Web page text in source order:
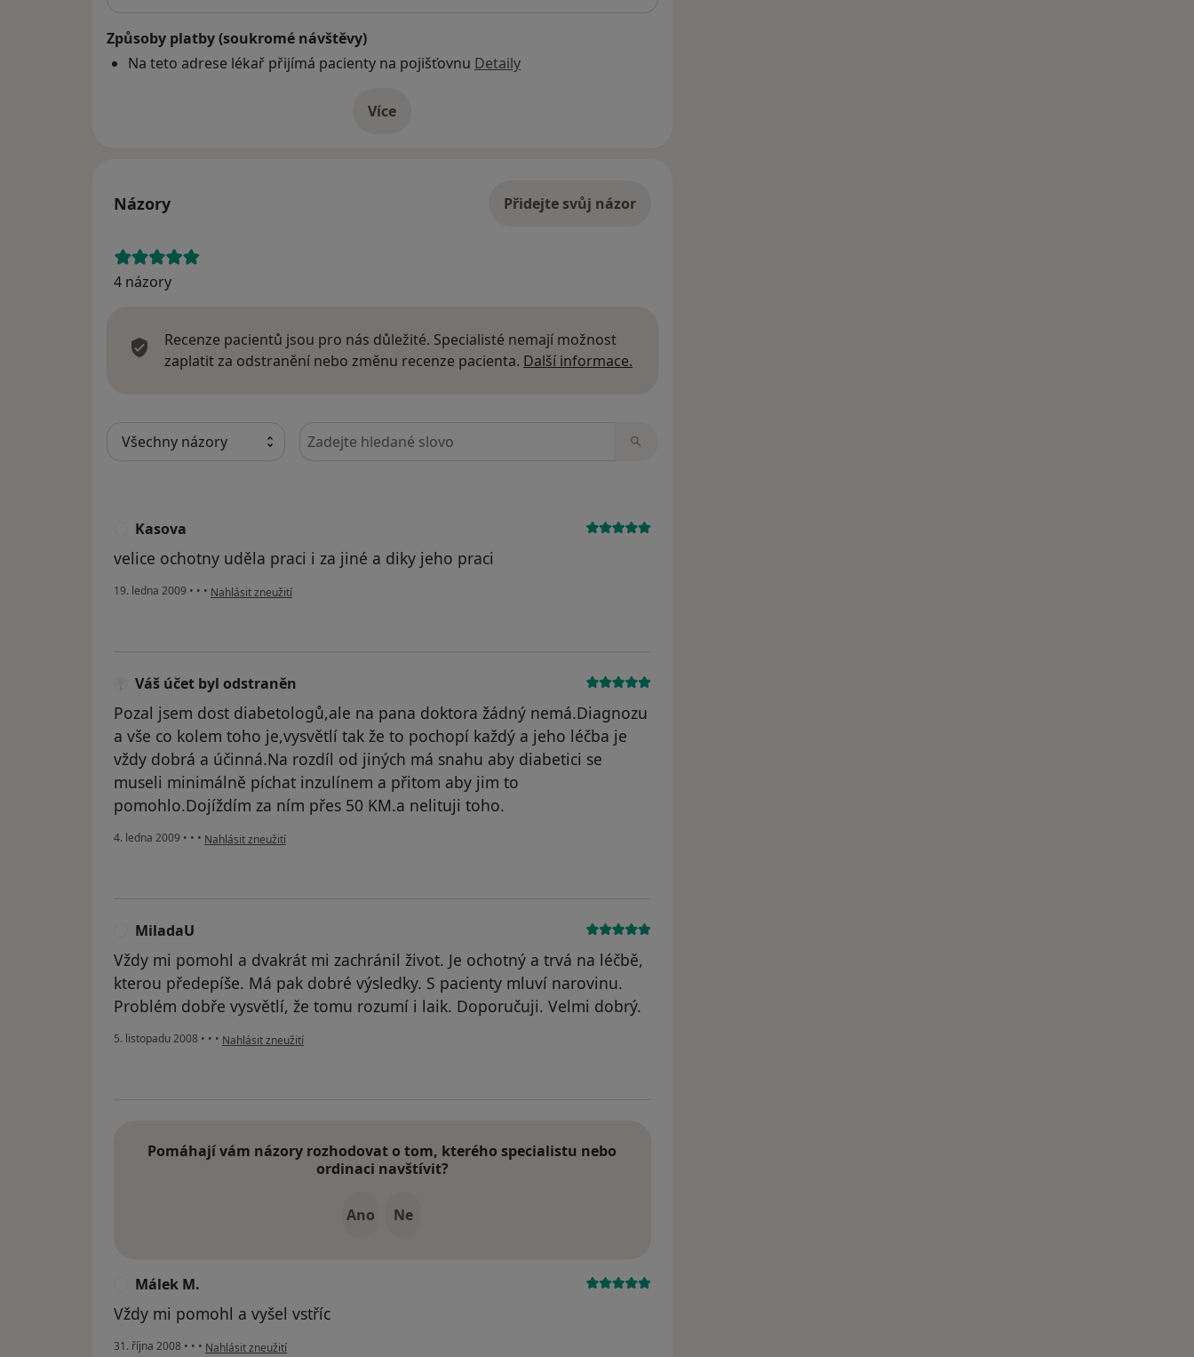
Způsoby platby (soukromé návštěvy)
Na teto adrese lékař přijímá pacienty na pojišťovnu Detaily
Víceo adrese
Názory Přidejte svůj názor
4 názory
Recenze pacientů jsou pro nás důležité. Specialisté nemají možnost
zaplatit za odstranění nebo změnu recenze pacienta. Další informace.
Hledejte v názorech
Kasova
velice ochotny uděla praci i za jiné a diky jeho praci
19. ledna 2009 • • • podle názoru uživatele Kasova
Nahlásit zneužití
Váš účet byl odstraněn
Pozal jsem dost diabetologů,ale na pana doktora žádný nemá.Diagnozu
a vše co kolem toho je,vysvětlí tak že to pochopí každý a jeho léčba je
vždy dobrá a účinná.Na rozdíl od jiných má snahu aby diabetici se
museli minimálně píchat inzulínem a přitom aby jim to
pomohlo.Dojíždím za ním přes 50 KM.a nelituji toho.
4. ledna 2009 • • • podle názoru uživatele Váš účet byl odstraněn
Nahlásit zneužití
MiladaU
Vždy mi pomohl a dvakrát mi zachránil život. Je ochotný a trvá na léčbě,
kterou předepíše. Má pak dobré výsledky. S pacienty mluví narovinu.
Problém dobře vysvětlí, že tomu rozumí i laik. Doporučuji. Velmi dobrý.
5. listopadu 2008 • • • podle názoru uživatele MiladaU
Nahlásit zneužití
Pomáhají vám názory rozhodovat o tom, kterého specialistu nebo
ordinaci navštívit?
Ano Ne
Málek M.
Vždy mi pomohl a vyšel vstříc
31. října 2008 • • • podle názoru uživatele Málek M.
Nahlásit zneužití